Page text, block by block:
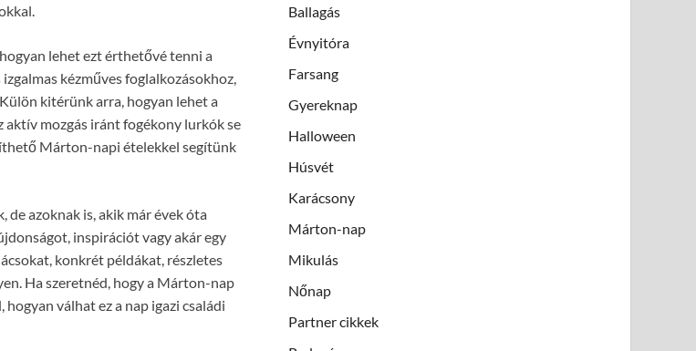
lehet ezt érthetővé tenni a
kézműves foglalkozásokhoz,
kitérünk arra, hogyan lehet a
aktív mozgás iránt fogékony lurkók se
Márton-napi ételekkel segítünk
de azoknak is, akik már évek óta
inspirációt vagy akár egy
konkrét példákat, részletes
Ha szeretnéd, hogy a Márton-nap
válhat ez a nap igazi családi
Ballagás
Évnyitóra
Farsang
Gyereknap
Halloween
Húsvét
Karácsony
Márton-nap
Mikulás
Nőnap
Partner cikkek